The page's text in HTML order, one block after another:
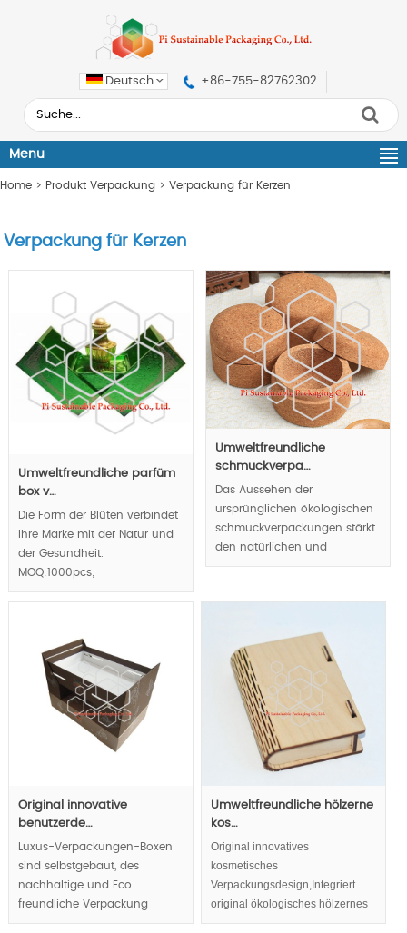
Deutsch +86-755-82762302
Menu
Home > Produkt Verpackung > Verpackung für Kerzen
Verpackung für Kerzen
Umweltfreundliche parfüm
box v…
Die Form der Blüten verbindet
Ihre Marke mit der Natur und
der Gesundheit.
MOQ:1000pcs;
Umweltfreundliche
schmuckverpa…
Das Aussehen der
ursprünglichen ökologischen
schmuckverpackungen stärkt
den natürlichen und
einzigartigen Wert des
Original innovative
benutzerde…
Luxus-Verpackungen-Boxen
sind selbstgebaut, des
nachhaltige und Eco
freundliche Verpackung
materiell ganz bequem für
Umweltfreundliche hölzerne
kos…
Original innovatives
kosmetisches
Verpackungsdesign,Integriert
original ökologisches hölzernes
und lebendiges Scharnier in